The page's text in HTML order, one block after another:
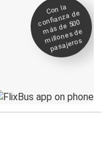
Con la
confianza de
más de 500
millones de
pasajeros